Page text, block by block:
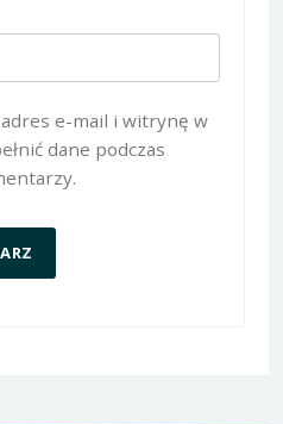
e-mail i witrynę w
dane podczas